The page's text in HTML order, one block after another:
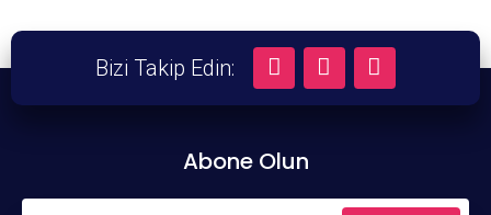
Bizi Takip Edin:
Abone Olun